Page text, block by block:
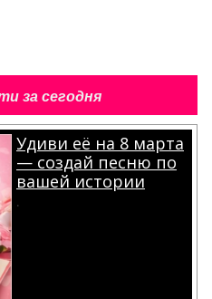
за сегодня
Удиви её на 8 марта
— создай песню по
вашей истории
.